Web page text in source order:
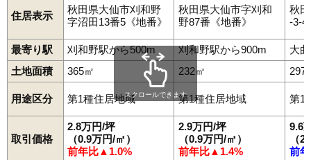
住居表示
秋田県大仙市刈和野
字沼田13番5《地番》
秋田県大仙市字刈和
野87番《地番》
秋
-3-4
最寄り駅 刈和野駅から500m 刈和野駅から900m
大
土地面積
365㎡ 232㎡ 297
用途区分 第1種住居地域 第1種住居地域 第1
取引価格
2.8万円/坪
（0.9万円/㎡）
前年比▲1.0%
2.9万円/坪
（0.9万円/㎡）
前年比▲1.4%
9.6
（
前
スクロールできます